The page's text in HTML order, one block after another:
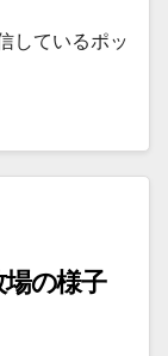
しているポッ
場の様子